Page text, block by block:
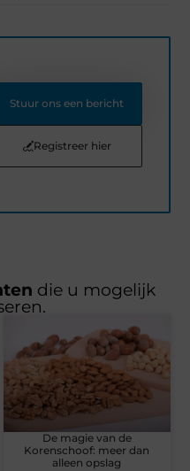
Stuur ons een bericht
Registreer hier
die u mogelijk
De magie van de
Korenschoof: meer dan
alleen opslag